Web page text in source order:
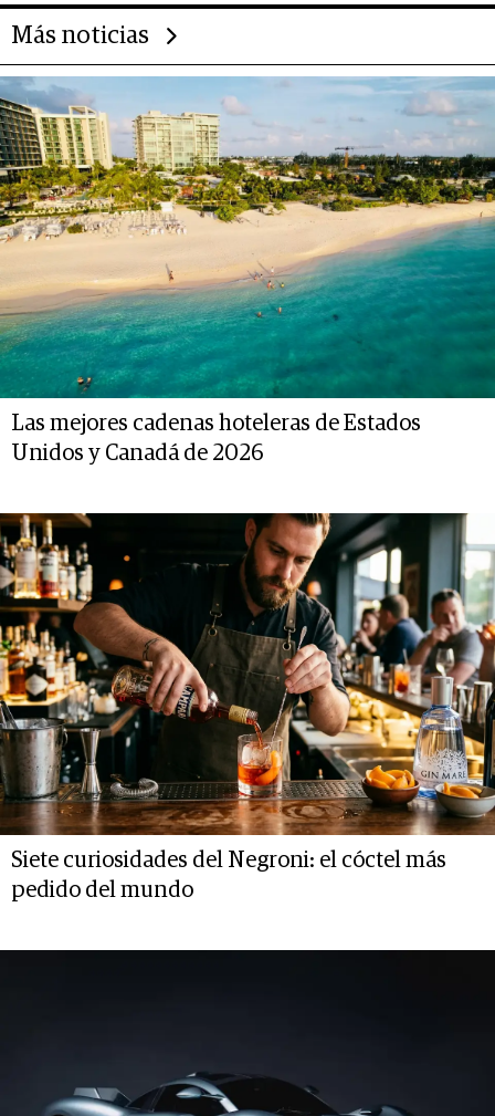
Más noticias
Las mejores cadenas hoteleras de Estados
Unidos y Canadá de 2026
Siete curiosidades del Negroni: el cóctel más
pedido del mundo